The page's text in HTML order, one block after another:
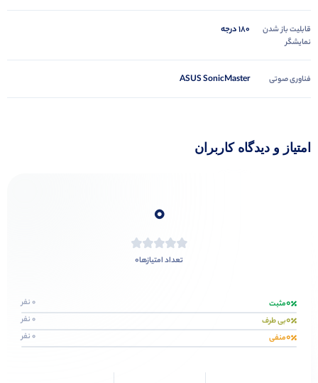
قابلیت باز شدن
نمایشگر
180 درجه
فناوری صوتی ASUS SonicMaster
امتیاز و دیدگاه کاربران
0
تعداد امتیازها0
0مثبت 0 نفر
0بی طرف 0 نفر
0منفی 0 نفر